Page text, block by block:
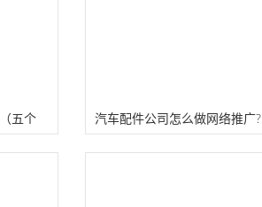
五个
汽车配件公司怎么做网络推广?